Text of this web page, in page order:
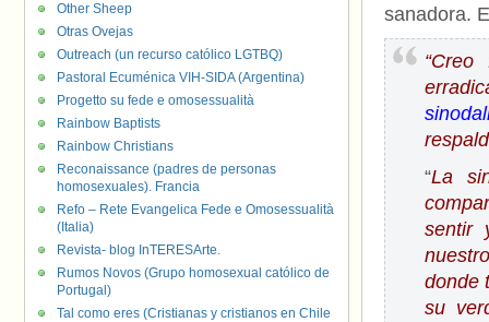
sanadora.
“La
sentir
donde
su
Other Sheep
Otras Ovejas
Outreach (un recurso católico LGTBQ)
Pastoral Ecuménica VIH-SIDA (Argentina)
Progetto su fede e omosessualità
Rainbow Baptists
Rainbow Christians
Reconaissance (padres de personas
homosexuales). Francia
Refo – Rete Evangelica Fede e Omosessualità
(Italia)
Revista- blog InTERESArte.
Rumos Novos (Grupo homosexual católico de
Portugal)
Tal como eres (Cristianas y cristianos en Chile